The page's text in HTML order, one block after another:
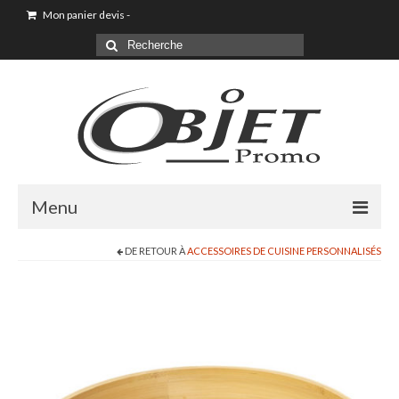
Mon panier devis -
Menu
Goodies & Objet Publicitaire
Maison & Cuisine
DE RETOUR ÀACCESSOIRES DE CUISINE PERSONNALISÉS